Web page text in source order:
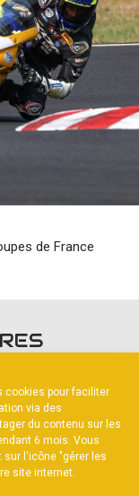
cookies pour faciliter
via des
du contenu sur les
6 mois. Vous
l'icône "gérer les
site internet.
de France